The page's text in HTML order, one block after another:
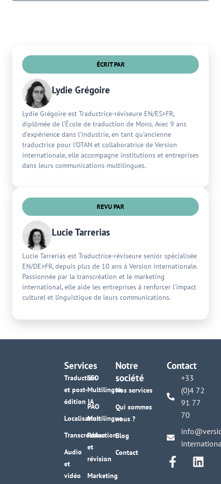
ÉCRIT PAR
Lydie Grégoire
Lydie Grégoire est Traductrice-réviseure EN/ES>FR,
diplômée de l’École de traduction de Mons. Avec 9 ans
d’expérience dans l’industrie, en tant qu’ancienne
traductrice pour l’OTAN et collaboratrice de Version
internationale, elle accompagne institutions et entreprises
dans leurs communications multilingues.
REVU PAR
Lucie Tarrerias
Lucie Tarrerias est Traductrice-réviseure senior spécialisée
EN/DE>FR, depuis plus de 10 ans à Version internationale.
Passionnée par la transcréation et le marketing
international, elle aide les entreprises à renforcer l’impact
culturel et linguistique de leurs communications.
Services
Traduction
et post-
édition IA
Localisation
Transcréation
Audio
et
vidéo
SEO
Multilingue
PAO
Multilingue
Rédaction
et
révision
Marketing
Notre
société
Nos services
Qui sommes
nous ?
Blog
Contact
Contact
+33
(0)4 72
91 77
70